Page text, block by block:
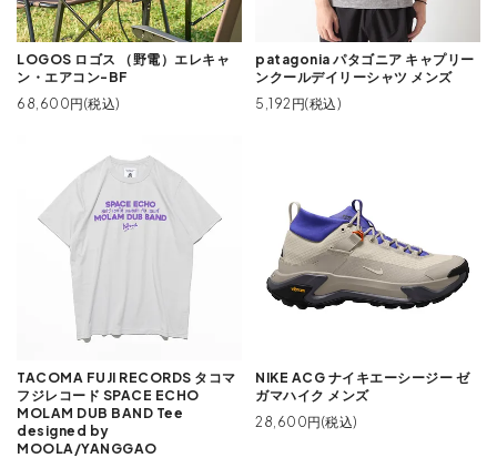
LOGOS ロゴス （野電）エレキャ
ン・エアコン-BF
68,600円(税込)
patagonia パタゴニア キャプリー
ンクールデイリーシャツ メンズ
5,192円(税込)
TACOMA FUJI RECORDS タコマ
フジレコード SPACE ECHO
MOLAM DUB BAND Tee
designed by
MOOLA/YANGGAO
NIKE ACG ナイキエーシージー ゼ
ガマハイク メンズ
28,600円(税込)